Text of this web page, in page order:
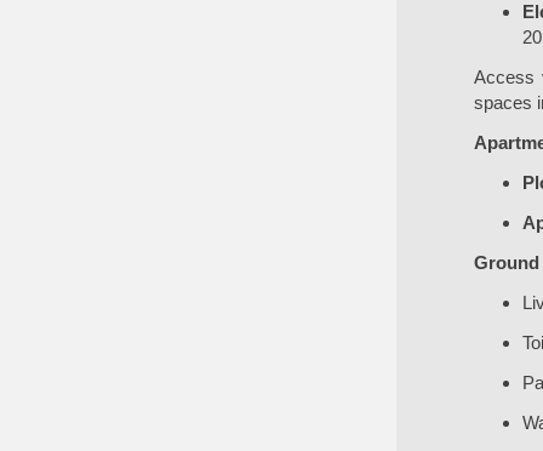
Access
spaces
Ground